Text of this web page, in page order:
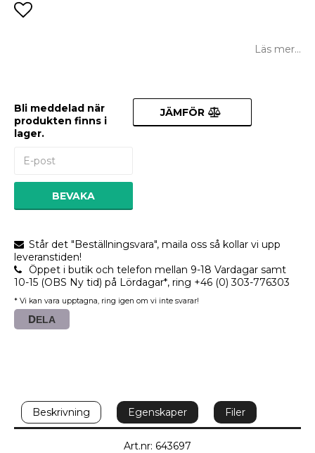
Läs mer...
Bli meddelad när
produkten finns i
lager.
BEVAKA
JÄMFÖR
Står det "Beställningsvara", maila oss så kollar vi upp
leveranstiden!
Öppet i butik och telefon mellan 9-18 Vardagar samt
10-15 (OBS Ny tid) på Lördagar*, ring +46 (0) 303-776303
* Vi kan vara upptagna, ring igen om vi inte svarar!
DELA
Beskrivning Egenskaper Filer
Art.nr: 643697